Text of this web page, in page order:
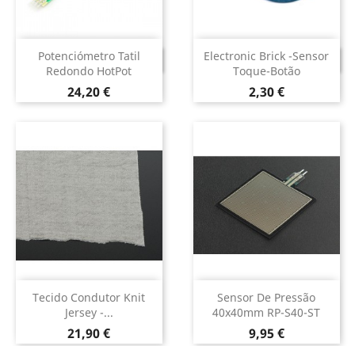
Potenciómetro Tatil
Redondo HotPot
Preço
24,20 €
DESCONTINUADO
Electronic Brick -Sensor
Toque-Botão
Preço
2,30 €
DESCONTINUADO
Tecido Condutor Knit
Jersey -...
Preço
21,90 €
Sensor De Pressão
40x40mm RP-S40-ST
Preço
9,95 €